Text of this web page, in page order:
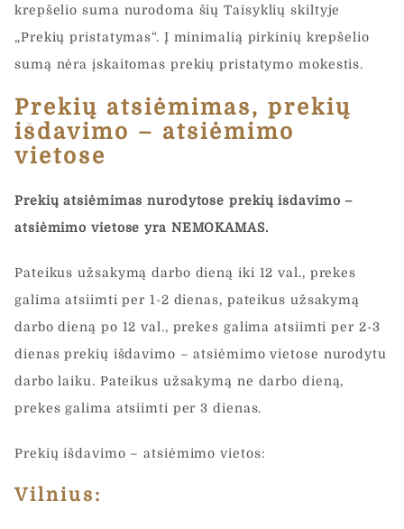
krepšelio suma nurodoma šių Taisyklių skiltyje
„Prekių pristatymas“. Į minimalią pirkinių krepšelio
sumą nėra įskaitomas prekių pristatymo mokestis.
Prekių atsiėmimas, prekių
išdavimo – atsiėmimo
vietose
Prekių atsiėmimas nurodytose prekių išdavimo –
atsiėmimo vietose yra NEMOKAMAS.
Pateikus užsakymą darbo dieną iki 12 val., prekes
galima atsiimti per 1-2 dienas, pateikus užsakymą
darbo dieną po 12 val., prekes galima atsiimti per 2-3
dienas prekių išdavimo – atsiėmimo vietose nurodytu
darbo laiku. Pateikus užsakymą ne darbo dieną,
prekes galima atsiimti per 3 dienas.
Prekių išdavimo – atsiėmimo vietos:
Vilnius: